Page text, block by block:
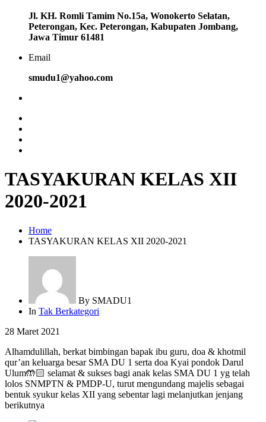
Jl. KH. Romli Tamim No.15a, Wonokerto Selatan,
Peterongan, Kec. Peterongan, Kabupaten Jombang,
Jawa Timur 61481
Email
smudu1@yahoo.com
TASYAKURAN KELAS XII
2020-2021
Home
TASYAKURAN KELAS XII 2020-2021
By SMADU1
In Tak Berkategori
28 Maret 2021
Alhamdulillah, berkat bimbingan bapak ibu guru, doa & khotmil
qur’an keluarga besar SMA DU 1 serta doa Kyai pondok Darul
Ulum🤲🏻 selamat & sukses bagi anak kelas SMA DU 1 yg telah
lolos SNMPTN & PMDP-U, turut mengundang majelis sebagai
bentuk syukur kelas XII yang sebentar lagi melanjutkan jenjang
berikutnya